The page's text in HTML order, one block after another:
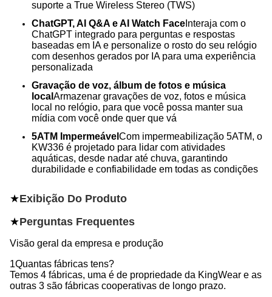
suporte a True Wireless Stereo (TWS)
ChatGPT, AI Q&A e AI Watch Face Interaja com o
ChatGPT integrado para perguntas e respostas
baseadas em IA e personalize o rosto do seu relógio
com desenhos gerados por IA para uma experiência
personalizada
Gravação de voz, álbum de fotos e música
local Armazenar gravações de voz, fotos e música
local no relógio, para que você possa manter sua
mídia com você onde quer que vá
5ATM Impermeável Com impermeabilização 5ATM, o
KW336 é projetado para lidar com atividades
aquáticas, desde nadar até chuva, garantindo
durabilidade e confiabilidade em todas as condições
★Exibição Do Produto
★Perguntas Frequentes
Visão geral da empresa e produção
1Quantas fábricas tens?
Temos 4 fábricas, uma é de propriedade da KingWear e as
outras 3 são fábricas cooperativas de longo prazo.